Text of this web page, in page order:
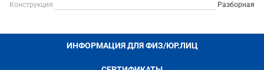
Конструкция
Разборная
ИНФОРМАЦИЯ ДЛЯ ФИЗ/ЮР.ЛИЦ